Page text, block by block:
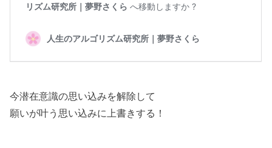
今潜在意識の思い込みを解除して
願いが叶う思い込みに上書きする！